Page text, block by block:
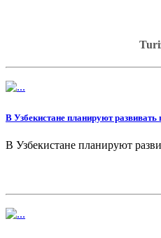
В Узбекистане планируют
В Узбекистане планируют